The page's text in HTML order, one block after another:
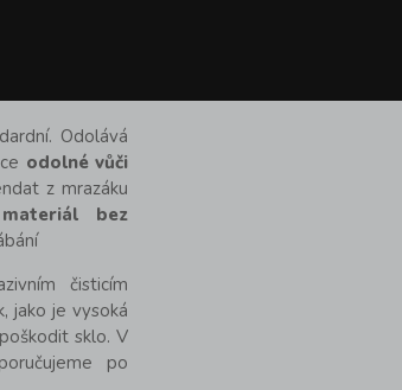
Odolává
odolné vůči
z mrazáku
materiál bez
čisticím
jako je vysoká
sklo. V
po